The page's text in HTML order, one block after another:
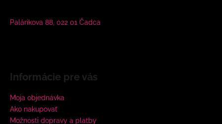
Palárikova 88, 022 01 Čadca
Informácie pre vás
Moja objednávka
Ako nakupovať
Možnosti dopravy a platby